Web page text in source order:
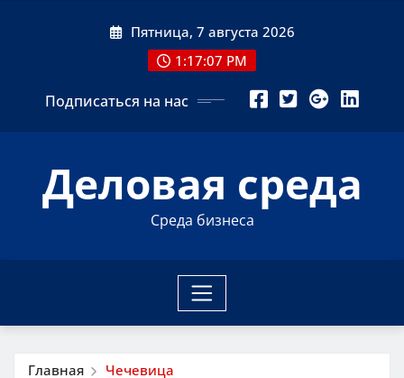
Пятница, 7 августа 2026
1:17:08 PM
Подписаться на нас
Деловая среда
Среда бизнеса
Главная Чечевица